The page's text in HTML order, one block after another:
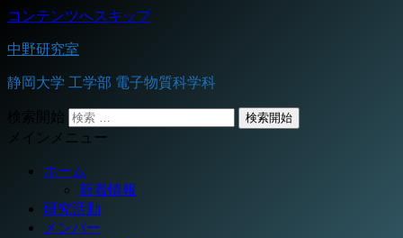
コンテンツへスキップ
中野研究室
静岡大学 工学部 電子物質科学科
検索開始
メインメニュー
ホーム
新着情報
研究活動
メンバー